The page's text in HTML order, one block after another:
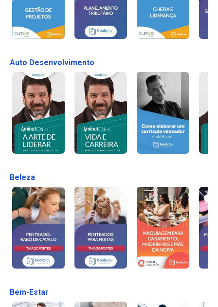
Auto Desenvolvimento
Beleza
Bem-Estar